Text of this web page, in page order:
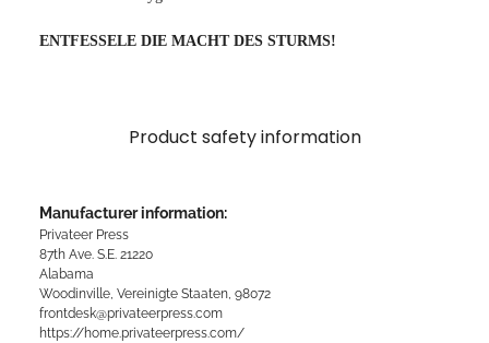
ENTFESSELE DIE MACHT DES STURMS!
Product safety information
Manufacturer information:
Privateer Press
87th Ave. S.E. 21220
Alabama
Woodinville, Vereinigte Staaten, 98072
frontdesk@privateerpress.com
https://home.privateerpress.com/